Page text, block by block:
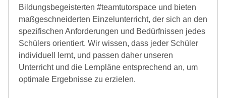
Bildungsbegeisterten #teamtutorspace und bieten
maßgeschneiderten Einzelunterricht, der sich an den
spezifischen Anforderungen und Bedürfnissen jedes
Schülers orientiert. Wir wissen, dass jeder Schüler
individuell lernt, und passen daher unseren
Unterricht und die Lernpläne entsprechend an, um
optimale Ergebnisse zu erzielen.